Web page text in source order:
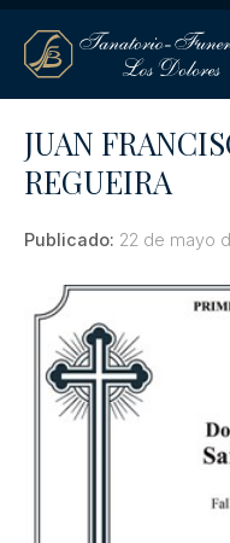
JUAN
REGUEIRA
Publicado: 22 de mayo